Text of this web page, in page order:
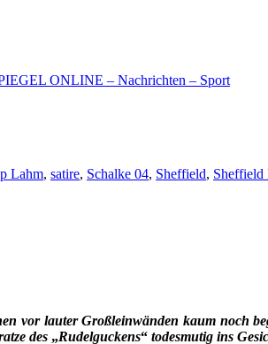
ONLINE – Nachrichten – Sport
Lahm, satire, Schalke 04, Sheffield, Sheffield
vor lauter Großleinwänden kaum noch
des „Rudelguckens“ todesmutig ins